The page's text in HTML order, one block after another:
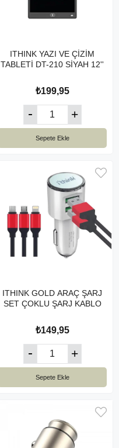
ITHINK YAZI VE ÇİZİM
TABLETİ DT-210 SİYAH 12''
₺199,95
Sepete Ekle
ITHINK GOLD ARAÇ ŞARJ
SET ÇOKLU ŞARJ KABLO
₺149,95
Sepete Ekle